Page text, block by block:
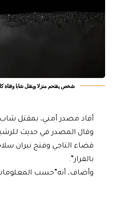
شخص يقتحم منزلا ويقتل شابا وفتاة
أفاد مصدر أمني، بمقتل
وقال المصدر في حديث
بالفرار”.
وأضاف، أنه”حسب